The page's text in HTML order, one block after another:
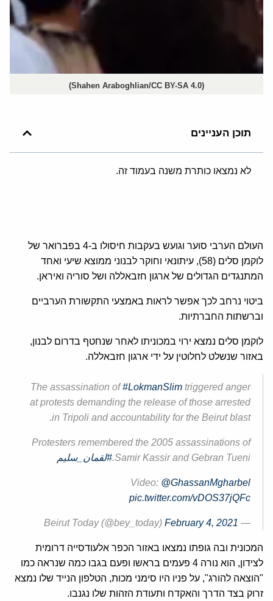
(Shahen Araboghlian/CC BY-SA 4.0)
תוכן העניינים
לא נמצאו כותרת משנה בעמוד זה.
העולם הערבי סוער וגועש בעקבות חיסולו ב-4 בפברואר של
לוקמן סלים (58), עיתונאי וחוקר לבנוני ממוצא שיעי ואחד
המתנגדים הגדולים של ארגון חזבאללה ושל סוריה ואיראן.
ביטוי נרחב לכך אפשר לראות באמצעי התקשורת הערביים
וברשתות החברתיות.
לוקמן סלים נמצא ירוי במכוניתו לאחר שנחטף בדרום לבנון,
באזור שנשלט לחלוטין על ידי ארגון חזבאללה.
The assassination of#LokmanSlim triggered anger
at protests demanding the release of those arrested
in Tripoli and accountability for the Beirut blast.
Protesters remembered the 2005 assassinations of
Samir Kassir and Gebran Tueni. #لقمان_سليم
Video: @GhassanMgharbel
pic.twitter.com/vDOS37jQFc
— Beirut Today (@bey_today)
February 4, 2021
המכונית ובה גופתו נמצאו באזור הכפר אלעודסייה דרומית
לצידון, הוא נורה 4 פעמים בראשו ופעם בגבו כמה שנראה כמו
"הוצאה להורג", על פניו היו סימני מכות, הטלפון הנייד שלו נמצא
זרוק בצד הדרך והאקדח ותעודת הזהות שלו נגנבו.